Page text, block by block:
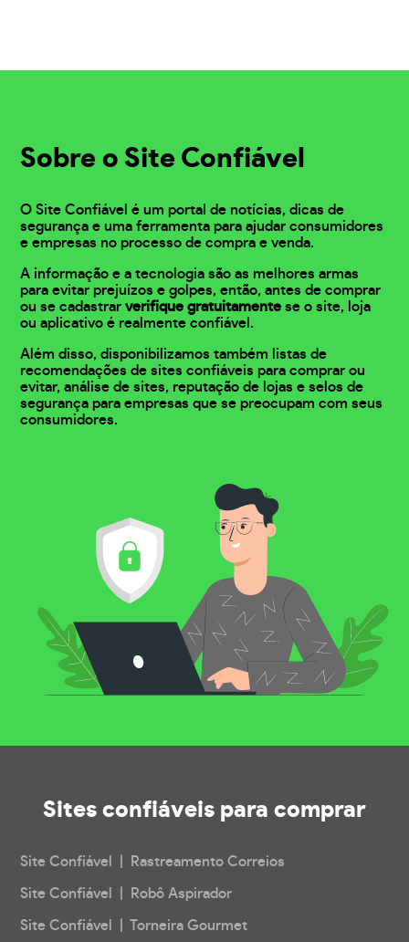
Sobre o Site Confiável
O Site Confiável é um portal de notícias, dicas de
segurança e uma ferramenta para ajudar consumidores
e empresas no processo de compra e venda.
A informação e a tecnologia são as melhores armas
para evitar prejuízos e golpes, então, antes de comprar
ou se cadastrarverifique gratuitamente se o site, loja
ou aplicativo é realmente confiável.
Além disso, disponibilizamos também listas de
recomendações de sites confiáveis para comprar ou
evitar, análise de sites, reputação de lojas e selos de
segurança para empresas que se preocupam com seus
consumidores.
Sites confiáveis para comprar
Site Confiável | Rastreamento Correios
Site Confiável | Robô Aspirador
Site Confiável | Torneira Gourmet